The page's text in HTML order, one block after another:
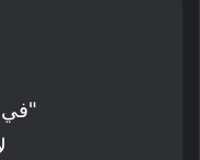
"في